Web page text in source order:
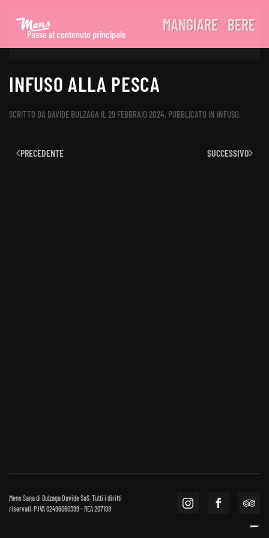
Passa al contenuto principale
MANGIARE BERE
INFUSO ALLA PESCA
SCRITTO DA DAVIDE BULZAGA IL 29 FEBBRAIO 2024. PUBBLICATO IN INFUSO.
PRECEDENTE SUCCESSIVO
Mens Sana di Bulzaga Davide SaS. Tutti i diritti
riservati. P.IVA 02496060399 - REA 207108